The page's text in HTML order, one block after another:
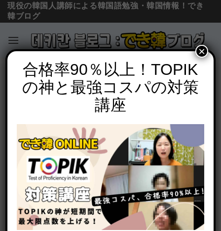
Skip
content
現役の韓国人講師による韓国語勉強・韓国情報！でき
韓ブログ
単語の意味と使い方
「こちらに, こちらへ」韓国語で何？이
쪽에と이쪽으로の意味の違いと使い分け
POSTED ON2020年7月5日 BY でき韓 パク先生
合格率90％以上！TOPIK
の神と最強コスパの対策
講座
×